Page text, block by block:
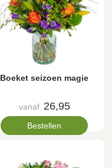
Boeket seizoen magie
vanaf 26,95
Bestellen